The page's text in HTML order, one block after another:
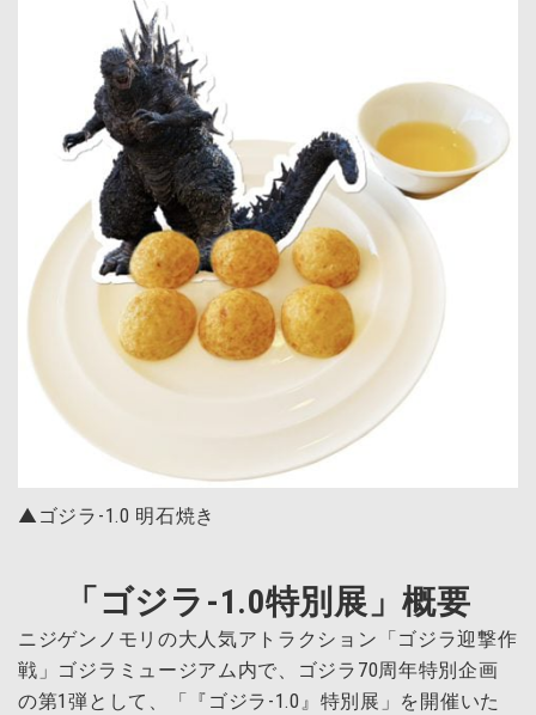
▲ゴジラ-1.0 明石焼き
「ゴジラ-1.0特別展」概要
ニジゲンノモリの大人気アトラクション「ゴジラ迎撃作
戦」ゴジラミュージアム内で、ゴジラ70周年特別企画
の第1弾として、「『ゴジラ-1.0』特別展」を開催いた